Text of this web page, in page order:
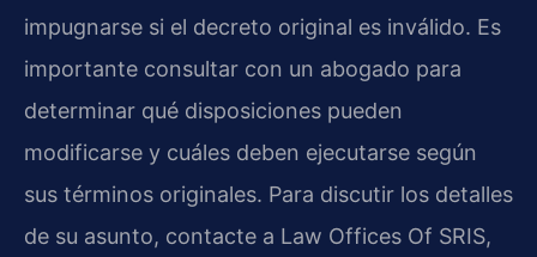
impugnarse si el decreto original es inválido. Es
importante consultar con un abogado para
determinar qué disposiciones pueden
modificarse y cuáles deben ejecutarse según
sus términos originales. Para discutir los detalles
de su asunto, contacte a Law Offices Of SRIS,